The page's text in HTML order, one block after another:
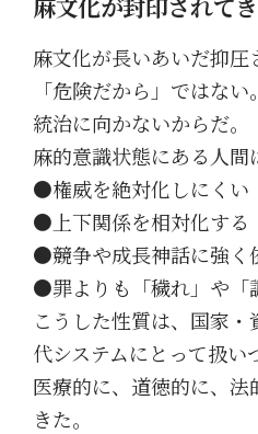
麻文化が長いあいだ抑圧
「危険だから」ではない
統治に向かないからだ。
麻的意識状態にある人間
●権威を絶対化しにくい
●上下関係を相対化する
●競争や成長神話に強く
●罪よりも「穢れ」や「
こうした性質は、国家
代システムにとって扱い
医療的に、道徳的に、
きた。